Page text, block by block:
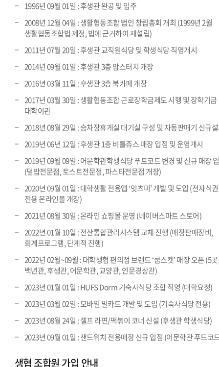
1996년 09월 01일 : 후생관 완공 및 입주
2008년 12월 04일 : 생활협동조합 법인 창립총회 개최 (1999년 2월
생활협동조합법 제정, 법에 근거하여 재설립)
2011년 07월 20일 : 후생관 교직원식당 및 학생식당 직영개시
2014년 09월 01일 : 후생관 3층 맘스터치 개장
2016년 03월 11일 : 후생관 3층 북카페 개장
2017년 03월 30일 : 생활협동조합 근로장학금제도 시행 및 장학기금
대학이관
2018년 08월 29일 : 승차장휴게실 대기실 구성 및 자동판매기 신규
2019년 06년 12일 : 후생관 1층 비틀쥬스 매장 입점 및 운영개시
2019년 09월 09일 : 어문학관학생식당 푸트코드 변경 및 신규 매장
(덮밥전문점, 토스트전문점, 파스타전문점 개장)
2020년 09월 01일 : 대학생활 전용앱 ‘잇츠미’ 개발 및 도입 (전자식
전용 온라인몰 개장)
2021년 08월 30일 : 온라인 쇼핑몰 운영 (네이버스마트 스토어)
2022년 01월 10일 : 전산통합관리시스템 교체 진행 (매장판매장비,
회계프로그램, 단계적 진행)
2022년 02월~09월 : 대학생협 편의점 브랜드 ‘쿱스켓’ 매장 오픈 (5
백년관, 후생관, 어문학관, 교양관, 인문경상관)
2023년 01월 01일 : HUFS Dorm 기숙사식당 조합 직영 (대학요청)
2023년 03월 02일 : 모바일 밀카드 개발 및 도입 (기숙사식당 전용)
2023년 08월 24일 : 셀프 라면/떡볶이 코너 신설 (후생관 학생식당)
2023년 09월 01일 : 샌드위치 전용매장 신규 입점 (어문학관 푸드코
생협 조합원 가입 안내